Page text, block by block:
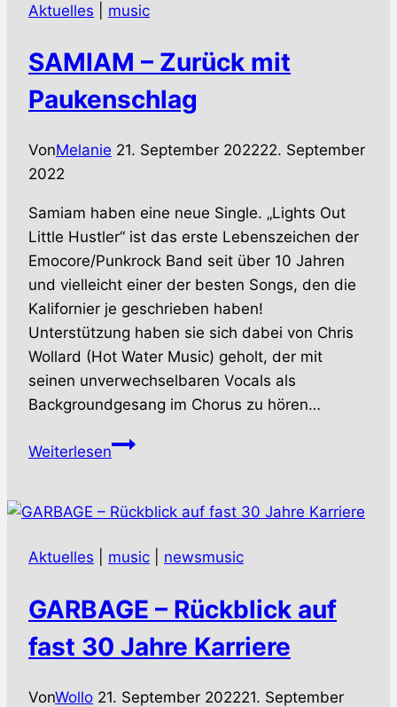
des
von
Aktuelles music
SAMIAM – Zurück mit
Paukenschlag
VonMelanie 21. September 202222. September
2022
Samiam haben eine neue Single. „Lights Out
Little Hustler“ ist das erste Lebenszeichen der
Emocore/Punkrock Band seit über 10 Jahren
und vielleicht einer der besten Songs, den die
Kalifornier je geschrieben haben!
Unterstützung haben sie sich dabei von Chris
Wollard (Hot Water Music) geholt, der mit
seinen unverwechselbaren Vocals als
Backgroundgesang im Chorus zu hören…
WeiterlesenSAMIAM
mit
Aktuelles
music newsmusic
GARBAGE – Rückblick auf
fast 30 Jahre Karriere
VonWollo 21. September 202221. September